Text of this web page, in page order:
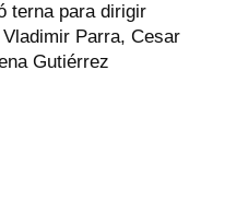
terna para dirigir
Parra, Cesar
Gutiérrez